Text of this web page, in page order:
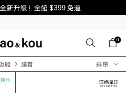
新升級！全館 $399 免運
0
排序
能 腸胃